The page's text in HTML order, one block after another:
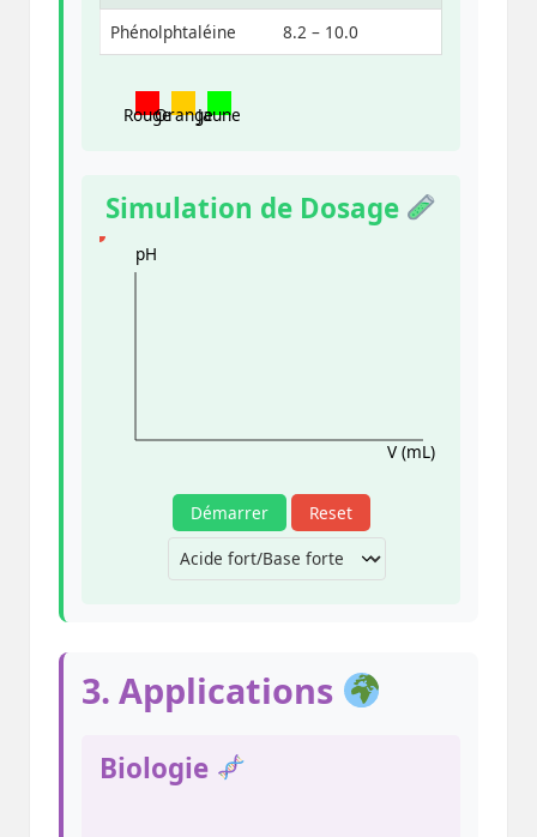
Phénolphtaléine
8.2 – 10.0
RougeOrangeJaune
Simulation de Dosage
pH
V (mL)
Démarrer Reset
3. Applications
Biologie